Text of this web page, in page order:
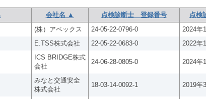
会社名 ▲ 点検診断士 登録番号 点検
(株）アペックス 24-05-22-0796-0 2024年
E.TSS株式会社 22-05-22-0683-0 2022年
ICS BRIDGE株式
会社
24-06-28-0805-0 2024年
みなと交通安全
株式会社
18-03-14-0092-1 2019年